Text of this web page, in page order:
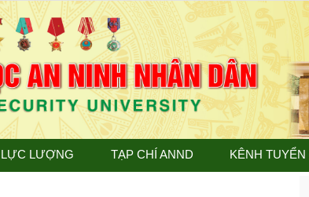
LƯỢNG TẠP CHÍ ANND KÊNH TUYỂN